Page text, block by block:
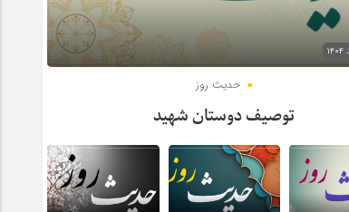
حدیث روز
توصیف دوستان شهید